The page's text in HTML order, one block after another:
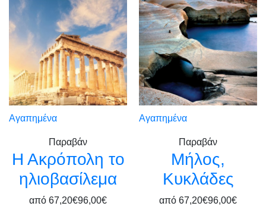
Αγαπημένα
Παραβάν
Η Ακρόπολη το
ηλιοβασίλεμα
από 67,20€96,00€
Αγαπημένα
Παραβάν
Μήλος,
Κυκλάδες
από 67,20€96,00€